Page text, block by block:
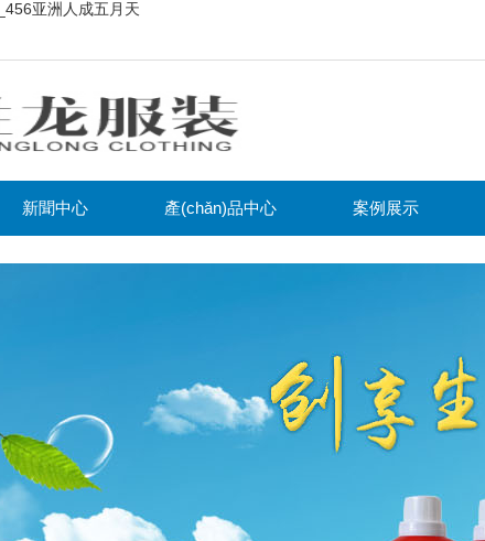
亚洲人成五月天
新聞中心 產(chǎn)品中心 案例展示